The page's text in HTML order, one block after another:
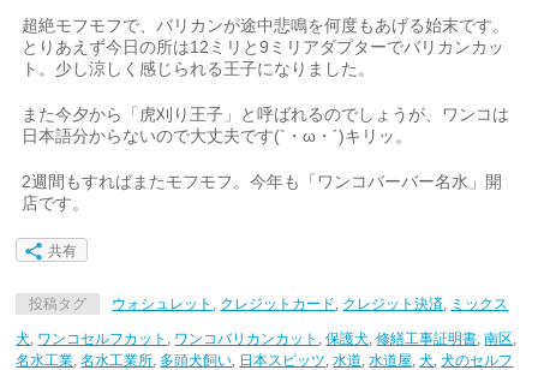
超絶モフモフで、バリカンが途中悲鳴を何度もあげる始末です。
とりあえず今日の所は12ミリと9ミリアダプターでバリカンカッ
ト。少し涼しく感じられる王子になりました。
また今夕から「虎刈り王子」と呼ばれるのでしょうが、ワンコは
日本語分からないので大丈夫です(`・ω・´)キリッ。
2週間もすればまたモフモフ。今年も「ワンコバーバー名水」開
店です。
共有
投稿タグ ウォシュレット , クレジットカード, クレジット決済, ミックス
犬, ワンコセルフカット , ワンコバリカンカット ,保護犬,修繕工事証明書,南区,
名水工業,名水工業所, 多頭犬飼い, 日本スピッツ,水道,水道屋,犬,犬のセルフ